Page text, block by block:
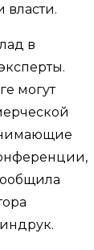
власти.
в
могут